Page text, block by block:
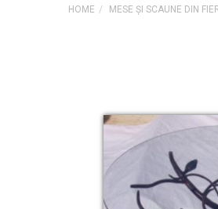
HOME MESE ȘI SCAUNE DIN